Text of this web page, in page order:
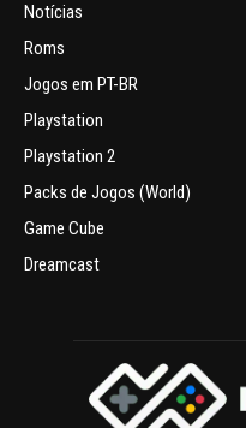
Notícias
Roms
Jogos em PT-BR
Playstation
Playstation 2
Packs de Jogos (World)
Game Cube
Dreamcast